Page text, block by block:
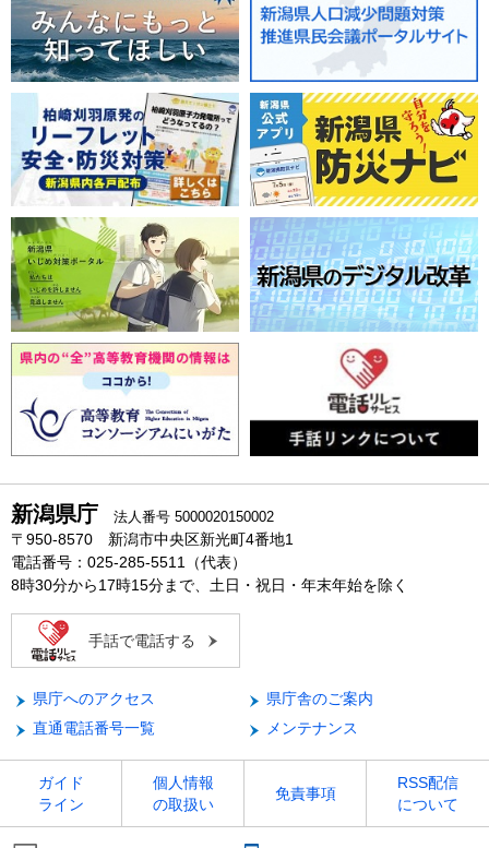
新潟県庁 法人番号 5000020150002
〒950-8570 新潟市中央区新光町4番地1
電話番号：025-285-5511（代表）
8時30分から17時15分まで、土日・祝日・年末年始を除く
手話で電話する
県庁へのアクセス
県庁舎のご案内
直通電話番号一覧
メンテナンス
ガイド
ライン
個人情報
の取扱い
免責事項
RSS配信
について